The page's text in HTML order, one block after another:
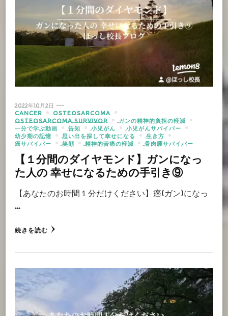
2022年10月2日
CANCER
OSTEOSARCOMA
OSTEOSARCOMA SURVIVOR
ガンの精神的負担の軽減
一分で学ぶ動画
告知 小児がん
小児がんサバイバー
幼少期の記憶
思い出を探して幸せになる
生き方
癌サバイバー
笑顔 精神的苦痛の軽減 骨肉腫サバイバー
【１分間のダイヤモンド】ガンになっ
た人の 幸せになるための手引き⑨
【あなたのお時間１分だけください】癌(ガン)になっ
…
続きを読む